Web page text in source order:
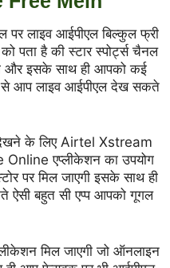
लाइव आईपीएल बिल्कुल फ्री
है की स्टार स्पोर्ट्स चैनल
और इसके साथ ही आपको कई
से आप लाइव आईपीएल देख सकते
देखने के लिए Airtel Xstream
एप्लीकेशन का उपयोग
पर मिल जाएगी इसके साथ ही
ऐसी बहुत सी एप्प आपको गूगल
मिल जाएगी जो ऑनलाइन